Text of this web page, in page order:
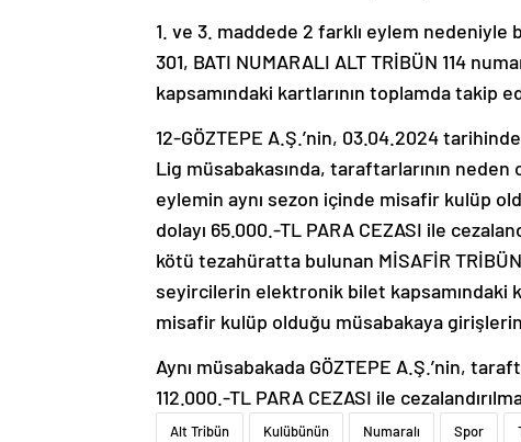
1. ve 3. maddede 2 farklı eylem nedeniyle
301, BATI NUMARALI ALT TRİBÜN 114
kapsamındaki kartlarının toplamda takip
12-GÖZTEPE A.Ş.’nin, 03.04.2024
Lig müsabakasında, taraftarlarının
eylemin aynı sezon içinde misafir kulüp
dolayı 65.000.-TL PARA CEZASI ile
kötü tezahüratta bulunan MİSAFİR
seyircilerin elektronik bilet kapsamındaki
misafir kulüp olduğu müsabakaya
Aynı müsabakada GÖZTEPE A.Ş.’nin,
112.000.-TL PARA CEZASI ile
Alt Tribün Kulübünün Numaralı Spor